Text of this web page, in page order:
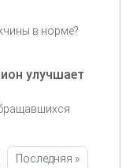
в норме?
улучшает
Последняя
Последняя »